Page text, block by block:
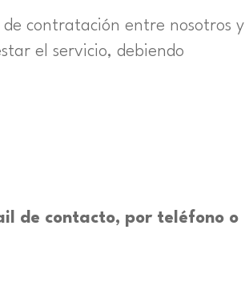
de contratación entre nosotros y
el servicio, debiendo
de contacto, por teléfono o